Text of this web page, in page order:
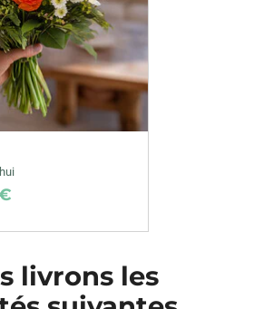
livrons les